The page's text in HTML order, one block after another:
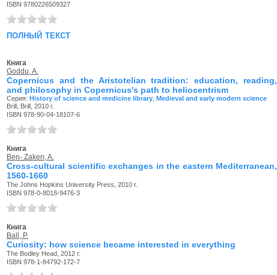
ISBN 9780226509327
полный текст
Книга
Goddu, A.
Copernicus and the Aristotelian tradition: education, reading,
and philosophy in Copernicus's path to heliocentrism
Серия: History of science and medicine library Medieval and early modern science
Brill, Brill, 2010 г.
ISBN 978-90-04-18107-6
Книга
Ben- Zaken, A.
Cross-cultural scientific exchanges in the eastern Mediterranean,
1560-1660
The Johns Hopkins University Press, 2010 г.
ISBN 978-0-8018-9476-3
Книга
Ball, P.
Curiosity: how science became interested in everything
The Bodley Head, 2012 г.
ISBN 978-1-84792-172-7